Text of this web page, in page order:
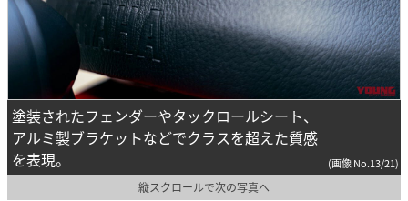
塗装されたフェンダーやタックロールシート、
アルミ製ブラケットなどでクラスを超えた質感
を表現。
(画像 No.13/21)
縦スクロールで次の写真へ